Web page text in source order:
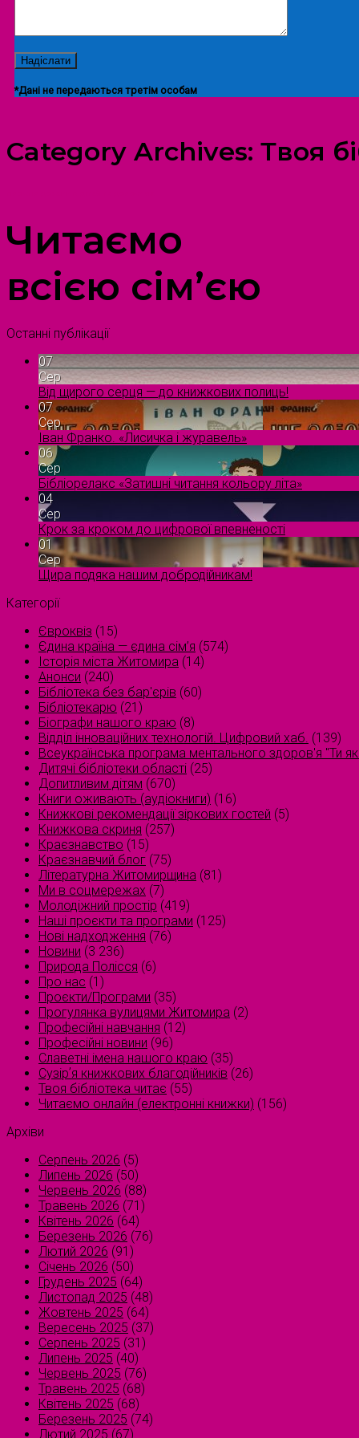
*Дані не передаються третім особам
Category Archives: Твоя
Читаємо
всією сім’єю
Останні публікації
07
Сер
Від щирого серця — до книжкових полиць!
07
Сер
Іван Франко. «Лисичка і журавель»
06
Сер
Бібліорелакс «Затишні читання кольору літа»
04
Сер
Крок за кроком до цифрової впевненості
01
Сер
Щира подяка нашим добродійникам!
Категорії
Євроквіз (15)
Єдина країна — єдина сім’я (574)
Історія міста Житомира (14)
Анонси (240)
Бібліотека без бар'єрів (60)
Бібліотекарю (21)
Біографи нашого краю (8)
Відділ інноваційних технологій. Цифровий хаб. (139)
Всеукраїнська програма ментального здоров'я "Ти
Дитячі бібліотеки області (25)
Допитливим дітям (670)
Книги оживають (аудіокниги) (16)
Книжкові рекомендації зіркових гостей (5)
Книжкова скриня (257)
Краєзнавство (15)
Краєзнавчий блог (75)
Літературна Житомирщина (81)
Ми в соцмережах (7)
Молодіжний простір (419)
Наші проєкти та програми (125)
Нові надходження (76)
Новини (3 236)
Природа Полісся (6)
Про нас (1)
Проєкти/Програми (35)
Прогулянка вулицями Житомира (2)
Професійні навчання (12)
Професійні новини (96)
Славетні імена нашого краю (35)
Сузірʼя книжкових благодійників (26)
Твоя бібліотека читає (55)
Читаємо онлайн (електронні книжки) (156)
Архіви
Серпень 2026 (5)
Липень 2026 (50)
Червень 2026 (88)
Травень 2026 (71)
Квітень 2026 (64)
Березень 2026 (76)
Лютий 2026 (91)
Січень 2026 (50)
Грудень 2025 (64)
Листопад 2025 (48)
Жовтень 2025 (64)
Вересень 2025 (37)
Серпень 2025 (31)
Липень 2025 (40)
Червень 2025 (76)
Травень 2025 (68)
Квітень 2025 (68)
Березень 2025 (74)
Лютий 2025 (67)